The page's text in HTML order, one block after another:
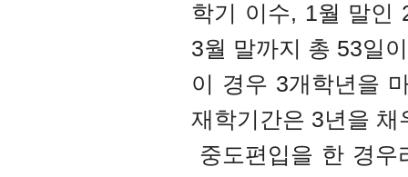
학기 이수, 1월 말인
3월 말까지 총 53일
이 경우 3개학년을
재학기간은 3년을
중도편입을 한 경